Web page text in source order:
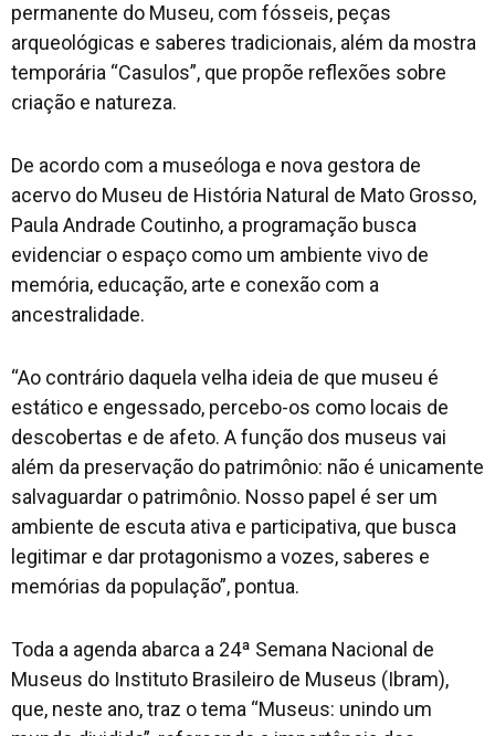
permanente do Museu, com fósseis, peças
arqueológicas e saberes tradicionais, além da mostra
temporária “Casulos”, que propõe reflexões sobre
criação e natureza.
De acordo com a museóloga e nova gestora de
acervo do Museu de História Natural de Mato Grosso,
Paula Andrade Coutinho, a programação busca
evidenciar o espaço como um ambiente vivo de
memória, educação, arte e conexão com a
ancestralidade.
“Ao contrário daquela velha ideia de que museu é
estático e engessado, percebo-os como locais de
descobertas e de afeto. A função dos museus vai
além da preservação do patrimônio: não é unicamente
salvaguardar o patrimônio. Nosso papel é ser um
ambiente de escuta ativa e participativa, que busca
legitimar e dar protagonismo a vozes, saberes e
memórias da população”, pontua.
Toda a agenda abarca a 24ª Semana Nacional de
Museus do Instituto Brasileiro de Museus (Ibram),
que, neste ano, traz o tema “Museus: unindo um